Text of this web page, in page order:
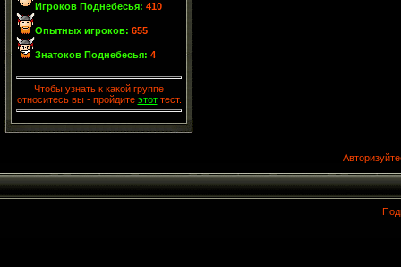
Игроков Поднебесья: 410
Опытных игроков: 655
Знатоков Поднебесья: 4
Чтобы узнать к какой группе
относитесь вы - пройдите этоттест.